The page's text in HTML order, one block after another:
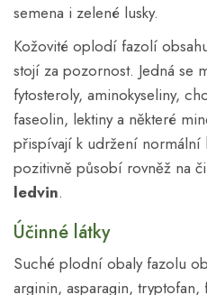
semena i zelené lusky.
Kožovité oplodí fazolí
stojí za pozornost. Jedná se
fytosteroly, aminokyseliny,
faseolin, lektiny a některé
přispívají k udržení normální
pozitivně působí rovněž na
ledvin.
Účinné látky
Suché plodní obaly fazolu
arginin, asparagin,